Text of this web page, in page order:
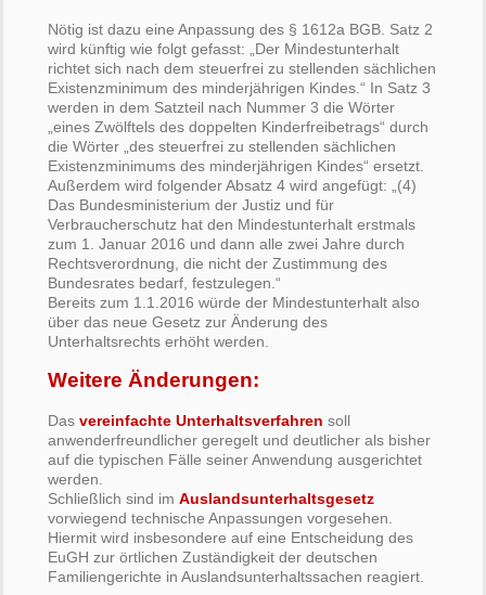
Nötig ist dazu eine Anpassung des § 1612a BGB. Satz 2
wird künftig wie folgt gefasst: „Der Mindestunterhalt
richtet sich nach dem steuerfrei zu stellenden sächlichen
Existenzminimum des minderjährigen Kindes.“ In Satz 3
werden in dem Satzteil nach Nummer 3 die Wörter
„eines Zwölftels des doppelten Kinderfreibetrags“ durch
die Wörter „des steuerfrei zu stellenden sächlichen
Existenzminimums des minderjährigen Kindes“ ersetzt.
Außerdem wird folgender Absatz 4 wird angefügt: „(4)
Das Bundesministerium der Justiz und für
Verbraucherschutz hat den Mindestunterhalt erstmals
zum 1. Januar 2016 und dann alle zwei Jahre durch
Rechtsverordnung, die nicht der Zustimmung des
Bundesrates bedarf, festzulegen.“
Bereits zum 1.1.2016 würde der Mindestunterhalt also
über das neue Gesetz zur Änderung des
Unterhaltsrechts erhöht werden.
Weitere Änderungen:
Das vereinfachte Unterhaltsverfahren soll
anwenderfreundlicher geregelt und deutlicher als bisher
auf die typischen Fälle seiner Anwendung ausgerichtet
werden.
Schließlich sind im Auslandsunterhaltsgesetz
vorwiegend technische Anpassungen vorgesehen.
Hiermit wird insbesondere auf eine Entscheidung des
EuGH zur örtlichen Zuständigkeit der deutschen
Familiengerichte in Auslandsunterhaltssachen reagiert.